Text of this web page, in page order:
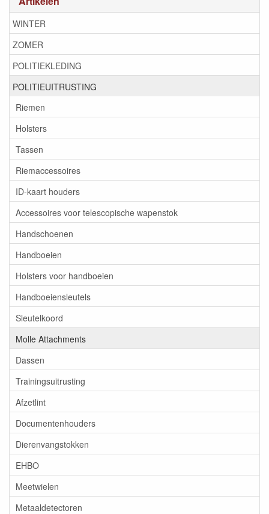
WINTER
ZOMER
POLITIEKLEDING
POLITIEUITRUSTING
Riemen
Holsters
Tassen
Riemaccessoires
ID-kaart houders
Accessoires voor telescopische wapenstok
Handschoenen
Handboeien
Holsters voor handboeien
Handboeiensleutels
Sleutelkoord
Molle Attachments
Dassen
Trainingsuitrusting
Afzetlint
Documentenhouders
Dierenvangstokken
EHBO
Meetwielen
Metaaldetectoren